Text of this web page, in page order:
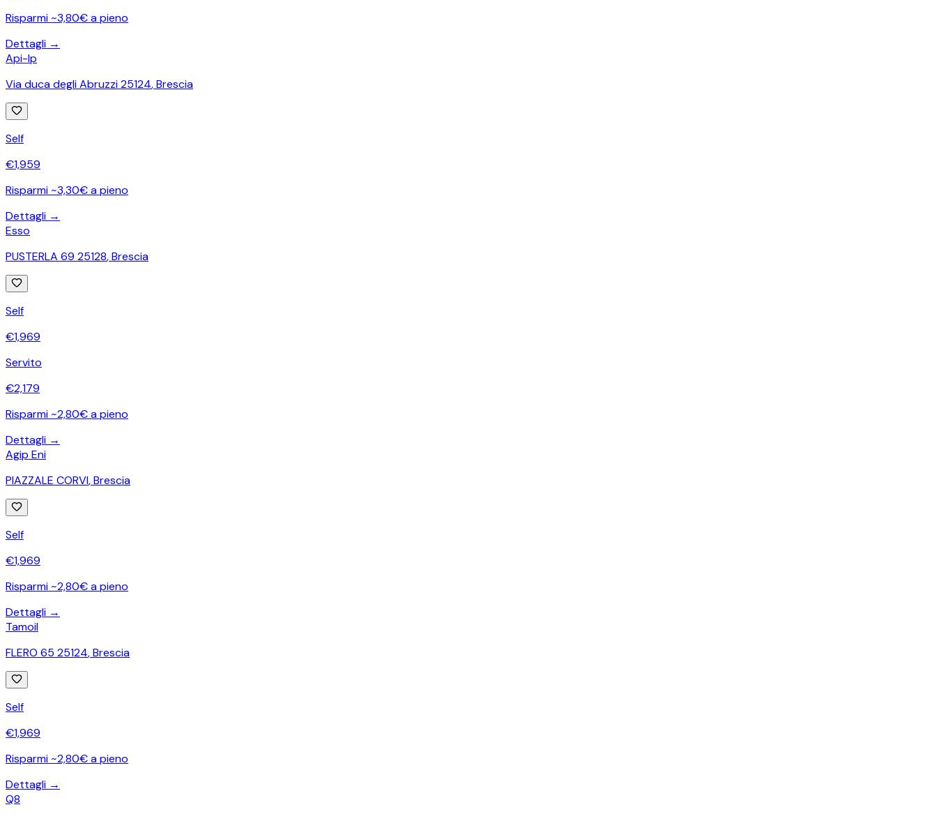
Risparmi ~3,80€ a pieno
Dettagli →
Api-Ip
Via duca degli Abruzzi 25124,Brescia
Self
€1,959
Risparmi ~3,30€ a pieno
Dettagli →
Esso
PUSTERLA 69 25128,Brescia
Self
€1,969
Servito
€2,179
Risparmi ~2,80€ a pieno
Dettagli →
Agip Eni
PIAZZALE CORVI,Brescia
Self
€1,969
Risparmi ~2,80€ a pieno
Dettagli →
Tamoil
FLERO 65 25124,Brescia
Self
€1,969
Risparmi ~2,80€ a pieno
Dettagli →
Q8